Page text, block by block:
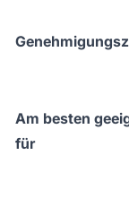
Am besten
für